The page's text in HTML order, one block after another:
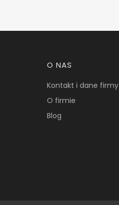
Linki w stopce
O NAS
Kontakt i dane firmy
O firmie
Blog